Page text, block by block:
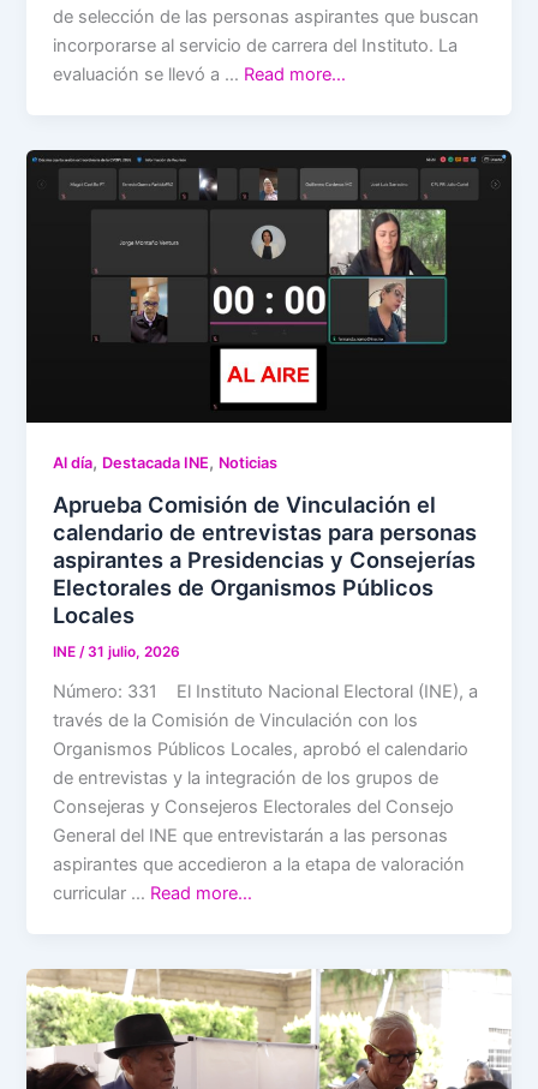
de selección de las personas aspirantes que buscan
incorporarse al servicio de carrera del Instituto. La
evaluación se llevó a … Read more…
Al día, Destacada INE, Noticias
Aprueba Comisión de Vinculación el
calendario de entrevistas para personas
aspirantes a Presidencias y Consejerías
Electorales de Organismos Públicos
Locales
INE/31 julio, 2026
Número: 331 El Instituto Nacional Electoral (INE), a
través de la Comisión de Vinculación con los
Organismos Públicos Locales, aprobó el calendario
de entrevistas y la integración de los grupos de
Consejeras y Consejeros Electorales del Consejo
General del INE que entrevistarán a las personas
aspirantes que accedieron a la etapa de valoración
curricular … Read more…